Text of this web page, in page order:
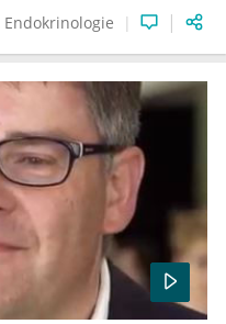
Endokrinologie